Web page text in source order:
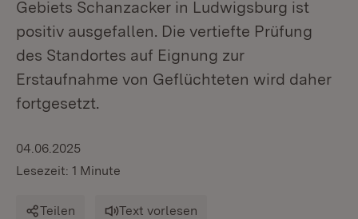
Gebiets Schanzacker in Ludwigsburg ist
positiv ausgefallen. Die vertiefte Prüfung
des Standortes auf Eignung zur
Erstaufnahme von Geflüchteten wird daher
fortgesetzt.
04.06.2025
Lesezeit: 1 Minute
Teilen Text vorlesen